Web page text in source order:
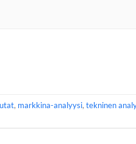
, markkina-analyysi, tekninen